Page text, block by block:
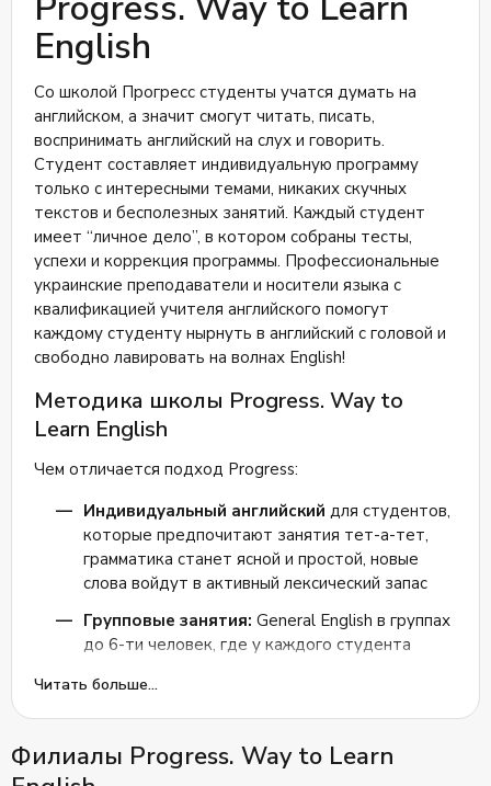
English
Со школой Прогресс студенты учатся думать на
английском, а значит смогут читать, писать,
воспринимать английский на слух и говорить.
Студент составляет индивидуальную программу
только с интересными темами, никаких скучных
текстов и бесполезных занятий. Каждый студент
имеет “личное дело”, в котором собраны тесты,
успехи и коррекция программы. Профессиональные
украинские преподаватели и носители языка с
квалификацией учителя английского помогут
каждому студенту нырнуть в английский с головой и
свободно лавировать на волнах English!
Методика школы Progress. Way to
Learn English
Чем отличается подход Progress:
Индивидуальный английский для студентов,
которые предпочитают занятия тет-а-тет,
грамматика станет ясной и простой, новые
слова войдут в активный лексический запас
Групповые занятия: General English в группах
до 6-ти человек, где у каждого студента
заданий и диалогов
хотят больше разговора и меньше грамматики,
чей уровень Pre Intermediate + и ученики,
Читать больше...
Филиалы Progress. Way to Learn